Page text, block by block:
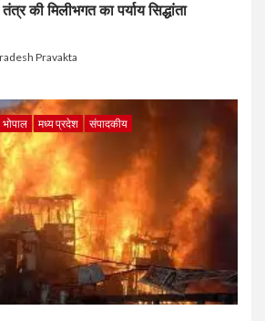
की मिलीभगत का पर्याय सिद्धांता
Pravakta
भोपाल मध्य प्रदेश संपादकीय